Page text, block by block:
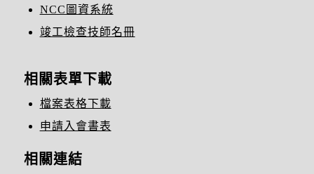
NCC圖資系統
竣工檢查技師名冊
相關表單下載
檔案表格下載
申請入會書表
相關連結